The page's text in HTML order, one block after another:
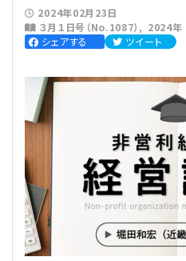
法人運営
法人運営
理事会
評議員会・社員総会
理事・監事
評議員
会計・税務
会計・税務
定期提出書類
会計処理
寄附
労務
労務
労務管理
給与計算
法務
法務
利益相反取引
経営
経営
連載
2024年02月23日
３月１日号（No.1087）
2024年
シェアする
ツイート